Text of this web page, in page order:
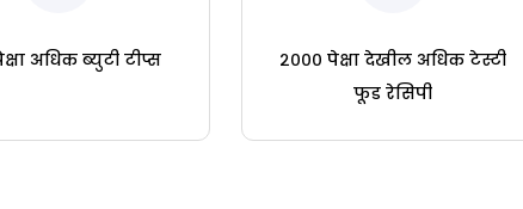
अधिक ब्युटी टीप्स
२००० पेक्षा देखील अधिक टेस्टी
फूड रेसिपी